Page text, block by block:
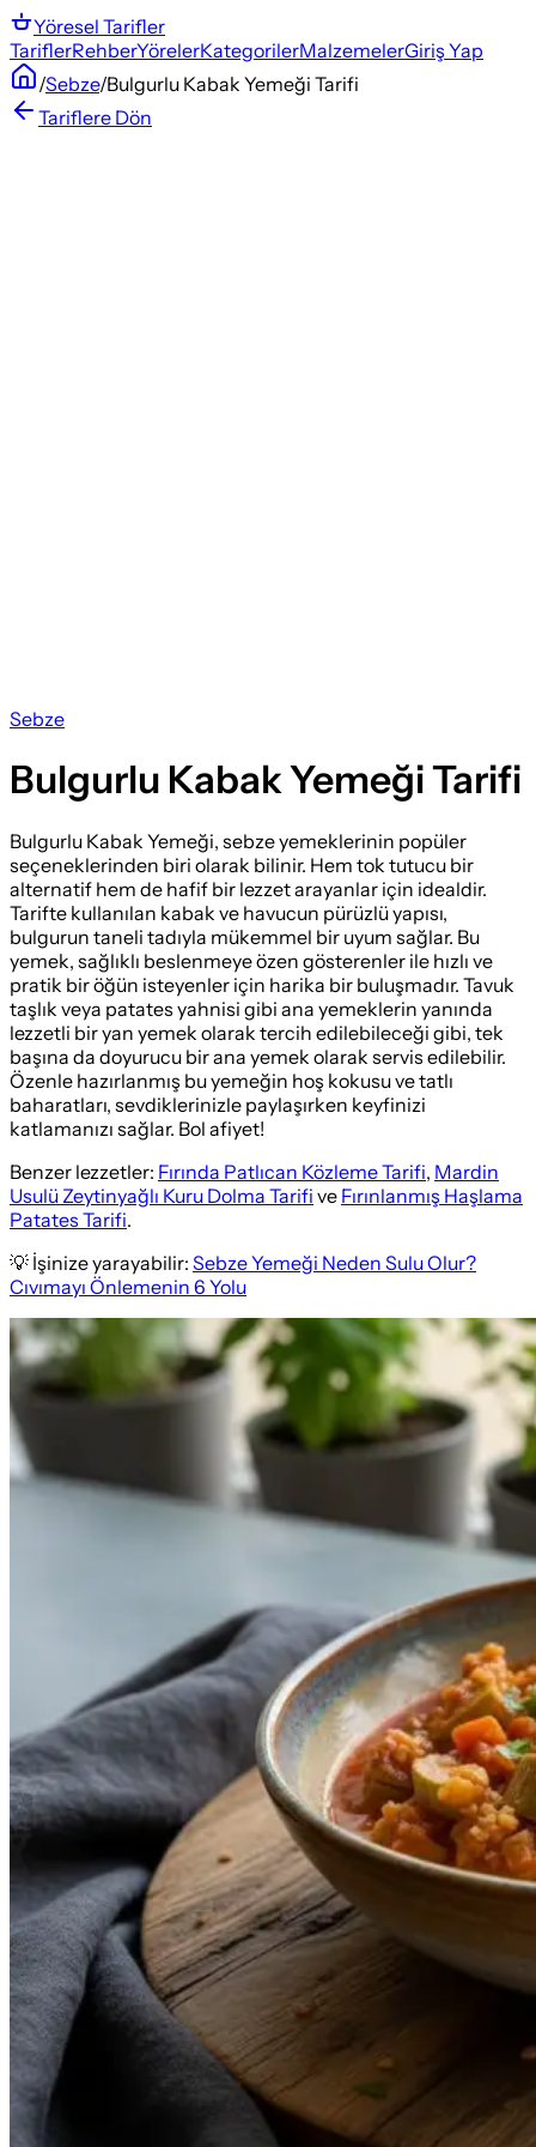
Yöresel Tarifler
TariflerRehberYörelerKategorilerMalzemelerGiriş Yap
/Sebze/Bulgurlu Kabak Yemeği Tarifi
Tariflere Dön
Sebze
Bulgurlu Kabak Yemeği Tarifi
Bulgurlu Kabak Yemeği, sebze yemeklerinin popüler
seçeneklerinden biri olarak bilinir. Hem tok tutucu bir
alternatif hem de hafif bir lezzet arayanlar için idealdir.
Tarifte kullanılan kabak ve havucun pürüzlü yapısı,
bulgurun taneli tadıyla mükemmel bir uyum sağlar. Bu
yemek, sağlıklı beslenmeye özen gösterenler ile hızlı ve
pratik bir öğün isteyenler için harika bir buluşmadır. Tavuk
taşlık veya patates yahnisi gibi ana yemeklerin yanında
lezzetli bir yan yemek olarak tercih edilebileceği gibi, tek
başına da doyurucu bir ana yemek olarak servis edilebilir.
Özenle hazırlanmış bu yemeğin hoş kokusu ve tatlı
baharatları, sevdiklerinizle paylaşırken keyfinizi
katlamanızı sağlar. Bol afiyet!
Benzer lezzetler: Fırında Patlıcan Közleme Tarifi, Mardin
Usulü Zeytinyağlı Kuru Dolma Tarifi ve Fırınlanmış Haşlama
Patates Tarifi.
💡 İşinize yarayabilir: Sebze Yemeği Neden Sulu Olur?
Cıvımayı Önlemenin 6 Yolu